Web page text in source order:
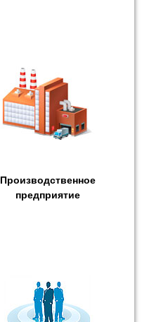
Производственное
предприятие